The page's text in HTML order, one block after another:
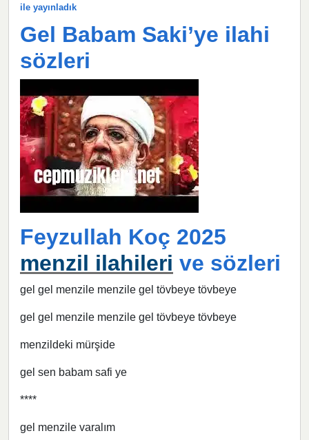
ile yayınladık
Gel Babam Saki’ye ilahi
sözleri
Feyzullah Koç 2025
menzil ilahileri ve sözleri
gel gel menzile menzile gel tövbeye tövbeye
gel gel menzile menzile gel tövbeye tövbeye
menzildeki mürşide
gel sen babam safi ye
****
gel menzile varalım